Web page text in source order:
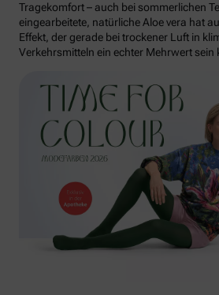
Tragekomfort – auch bei sommerlichen
eingearbeitete, natürliche Aloe vera hat
Effekt, der gerade bei trockener Luft in
Verkehrsmitteln ein echter Mehrwert sein